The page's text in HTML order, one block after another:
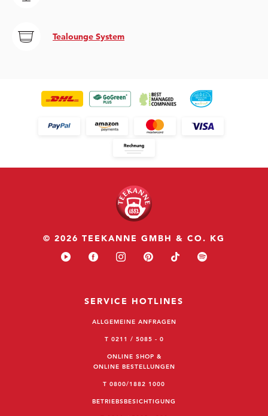
Tealounge System
© 2026 TEEKANNE GMBH & CO. KG
SERVICE HOTLINES
ALLGEMEINE ANFRAGEN
T 0211 / 5085 - 0
ONLINE SHOP &
ONLINE BESTELLUNGEN
T 0800/1882 1000
BETRIEBSBESICHTIGUNG